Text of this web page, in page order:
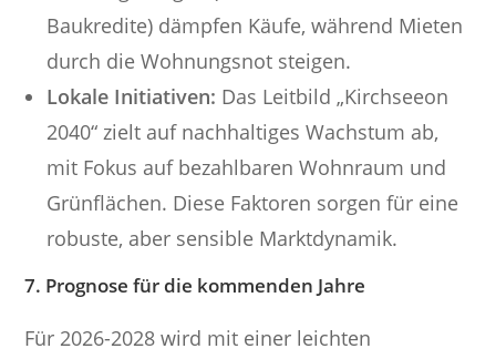
Baukredite) dämpfen Käufe, während Mieten
durch die Wohnungsnot steigen.
Lokale Initiativen: Das Leitbild „Kirchseeon
2040“ zielt auf nachhaltiges Wachstum ab,
mit Fokus auf bezahlbaren Wohnraum und
Grünflächen. Diese Faktoren sorgen für eine
robuste, aber sensible Marktdynamik.
7. Prognose für die kommenden Jahre
Für 2026-2028 wird mit einer leichten